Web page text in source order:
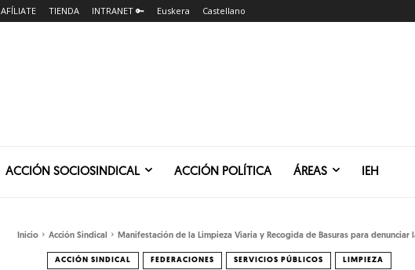
AFÍLIATE TIENDA INTRANET 🔑 Euskera Castellano
ACCIÓN SOCIOSINDICAL ACCIÓN POLÍTICA ÁREAS IEH
Inicio Acción Sindical Manifestación de la Limpieza Viaria y Recogida de Basuras para denunciar
ACCIÓN SINDICAL FEDERACIONES SERVICIOS PÚBLICOS LIMPIEZA